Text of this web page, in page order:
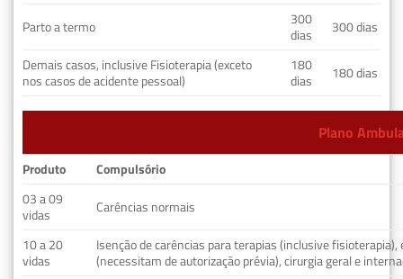
Parto a termo
300
dias
300 dias
Demais casos, inclusive Fisioterapia (exceto
nos casos de acidente pessoal)
180
dias
180 dias
Plano
Produto
Compulsório
03 a 09
vidas
Carências normais
10 a 20
vidas
Isenção de carências para terapias (inclusive fisioterapia),
(necessitam de autorização prévia), cirurgia geral e